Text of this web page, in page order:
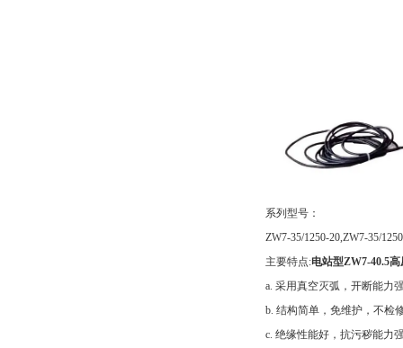
系列型号：
ZW7-35/1250-20,ZW7-35/
主要特点:电站型ZW7-40.5
a. 采用真空灭弧，开断能力
b. 结构简单，免维护，不检
c. 绝缘性能好，抗污秽能力